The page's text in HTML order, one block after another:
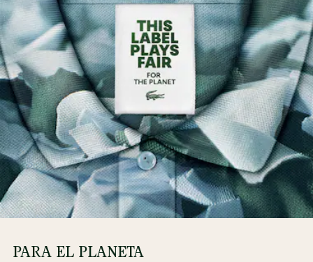
PARA EL PLANETA